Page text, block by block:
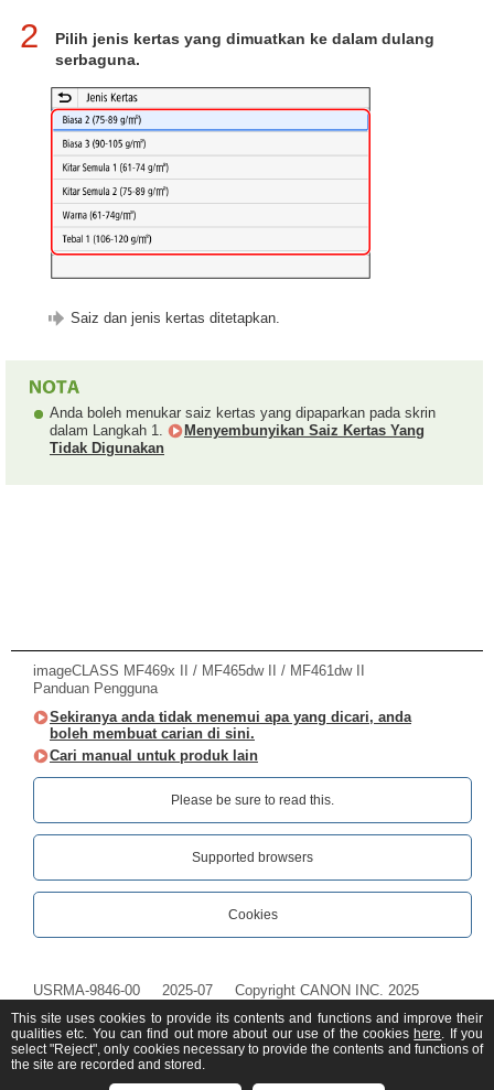
2
Pilih jenis kertas yang dimuatkan ke dalam dulang
serbaguna.
Saiz dan jenis kertas ditetapkan.
Anda boleh menukar saiz kertas yang dipaparkan pada skrin
dalam Langkah 1.
Menyembunyikan Saiz Kertas Yang
Tidak Digunakan
imageCLASS MF469x II / MF465dw II / MF461dw II
Panduan Pengguna
Sekiranya anda tidak menemui apa yang dicari, anda
boleh membuat carian di sini.
Cari manual untuk produk lain
Please be sure to read this.‎
Supported browsers
Cookies
USRMA-9846-00 2025-07 Copyright CANON INC. 2025
This site uses cookies to provide its contents and functions and improve their
qualities etc. You can find out more about our use of the cookies here. If you
select "Reject", only cookies necessary to provide the contents and functions of
the site are recorded and stored.